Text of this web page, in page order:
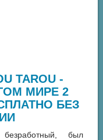
TAROU -
МИРЕ 2
БЕЗ
был